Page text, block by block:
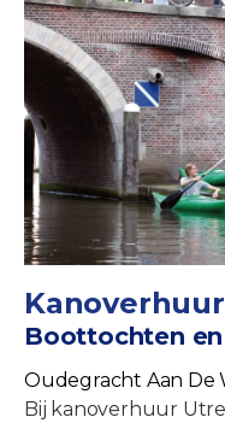
Boottochten
Oudegracht Aan De
Bij kanoverhuur